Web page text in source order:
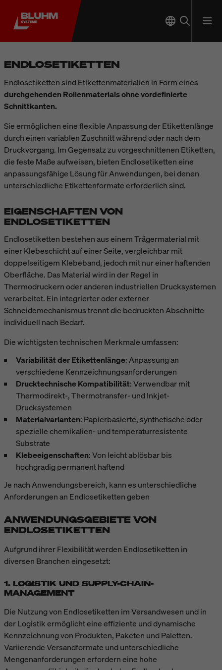
ENDLOSETIKETTEN
Endlosetiketten sind Etikettenmaterialien in Form eines
durchgehenden Rollenmaterials ohne vordefinierte
Schnittkanten.
Sie ermöglichen eine flexible Anpassung der Etikettenlänge
durch einen variablen Zuschnitt während oder nach dem
Druckvorgang. Im Gegensatz zu vorgeschnittenen Etiketten,
die feste Maße aufweisen, bieten Endlosetiketten eine
anpassungsfähige Lösung für Anwendungen, bei denen
unterschiedliche Etikettenformate erforderlich sind.
EIGENSCHAFTEN VON
ENDLOSETIKETTEN
Endlosetiketten bestehen aus einem Trägermaterial mit
einer Klebeschicht auf einer Seite, vergleichbar mit
doppelseitigem Klebeband, jedoch mit nur einer haftenden
Oberfläche. Das Material wird in der Regel in
Thermodruckern oder anderen industriellen Drucksystemen
verarbeitet. Ein integrierter oder externer
Schneidemechanismus trennt die bedruckten Abschnitte
individuell nach Bedarf.
Die wichtigsten technischen Merkmale umfassen:
Variabilität der Etikettenlänge: Anpassung an
verschiedene Kennzeichnungsanforderungen
Drucktechnische Kompatibilität: Verwendbar mit
Thermodirekt-, Thermotransfer- und Inkjet-
Drucksystemen
Materialvarianten: Papierbasierte, synthetische oder
spezielle chemikalien- und temperaturresistente
Substrate
Klebeeigenschaften: Von leicht ablösbar bis
hochgradig permanent haftend
Je nach Anwendungsbereich, kann es unterschiedliche
Anforderungen an Endlosetiketten geben
ANWENDUNGSGEBIETE VON
ENDLOSETIKETTEN
Aufgrund ihrer Flexibilität werden Endlosetiketten in
diversen Branchen eingesetzt:
1. LOGISTIK UND SUPPLY-CHAIN-
MANAGEMENT
Die Nutzung von Endlosetiketten im Versandwesen und in
der Logistik ermöglicht eine effiziente und dynamische
Kennzeichnung von Produkten, Paketen und Paletten.
Variierende Versandformate und unterschiedliche
Mengenanforderungen erfordern eine hohe